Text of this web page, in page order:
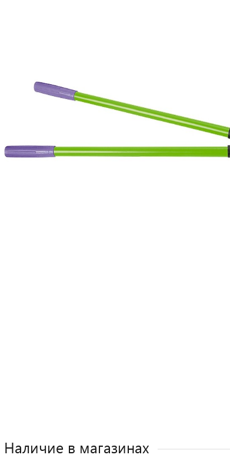
Наличие в магазинах